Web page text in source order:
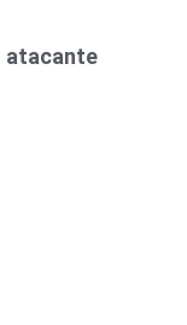
atacante